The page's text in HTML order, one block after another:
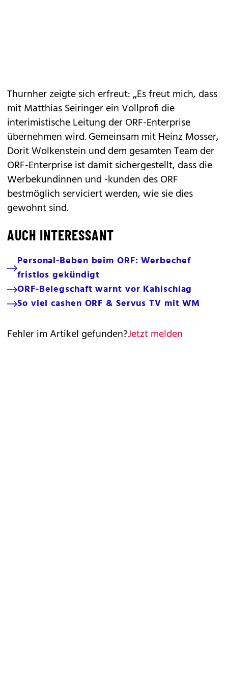
Thurnher zeigte sich erfreut: „Es freut mich, dass
mit Matthias Seiringer ein Vollprofi die
interimistische Leitung der ORF-Enterprise
übernehmen wird. Gemeinsam mit Heinz Mosser,
Dorit Wolkenstein und dem gesamten Team der
ORF-Enterprise ist damit sichergestellt, dass die
Werbekundinnen und -kunden des ORF
bestmöglich serviciert werden, wie sie dies
gewohnt sind.
AUCH INTERESSANT
Personal-Beben beim ORF: Werbechef
fristlos gekündigt
ORF-Belegschaft warnt vor Kahlschlag
So viel cashen ORF & Servus TV mit WM
Fehler im Artikel gefunden?Jetzt melden